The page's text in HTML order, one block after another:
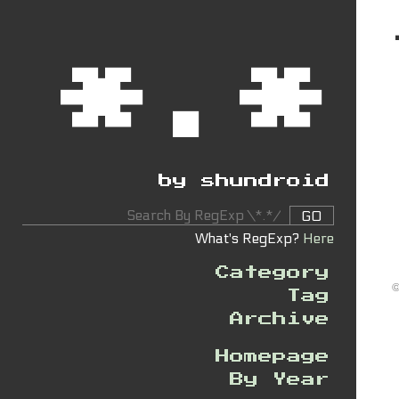
*.*
by shundroid
GO
What's RegExp? Here
Category
Tag
Archive
Homepage
By Year